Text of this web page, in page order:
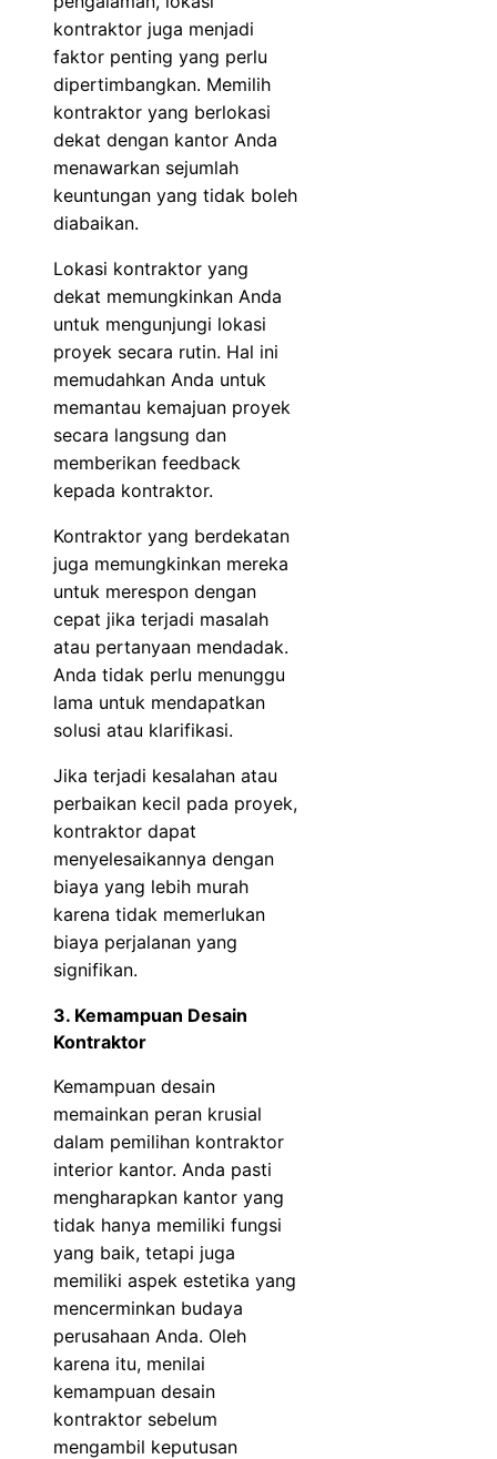
kontraktor juga menjadi
faktor penting yang perlu
dipertimbangkan. Memilih
kontraktor yang berlokasi
dekat dengan kantor Anda
menawarkan sejumlah
keuntungan yang tidak boleh
diabaikan.
Lokasi kontraktor yang
dekat memungkinkan Anda
untuk mengunjungi lokasi
proyek secara rutin. Hal ini
memudahkan Anda untuk
memantau kemajuan proyek
secara langsung dan
memberikan feedback
kepada kontraktor.
Kontraktor yang berdekatan
juga memungkinkan mereka
untuk merespon dengan
cepat jika terjadi masalah
atau pertanyaan mendadak.
Anda tidak perlu menunggu
lama untuk mendapatkan
solusi atau klarifikasi.
Jika terjadi kesalahan atau
perbaikan kecil pada proyek,
kontraktor dapat
menyelesaikannya dengan
biaya yang lebih murah
karena tidak memerlukan
biaya perjalanan yang
signifikan.
3. Kemampuan Desain
Kontraktor
Kemampuan desain
memainkan peran krusial
dalam pemilihan kontraktor
interior kantor. Anda pasti
mengharapkan kantor yang
tidak hanya memiliki fungsi
yang baik, tetapi juga
memiliki aspek estetika yang
mencerminkan budaya
perusahaan Anda. Oleh
karena itu, menilai
kemampuan desain
kontraktor sebelum
mengambil keputusan